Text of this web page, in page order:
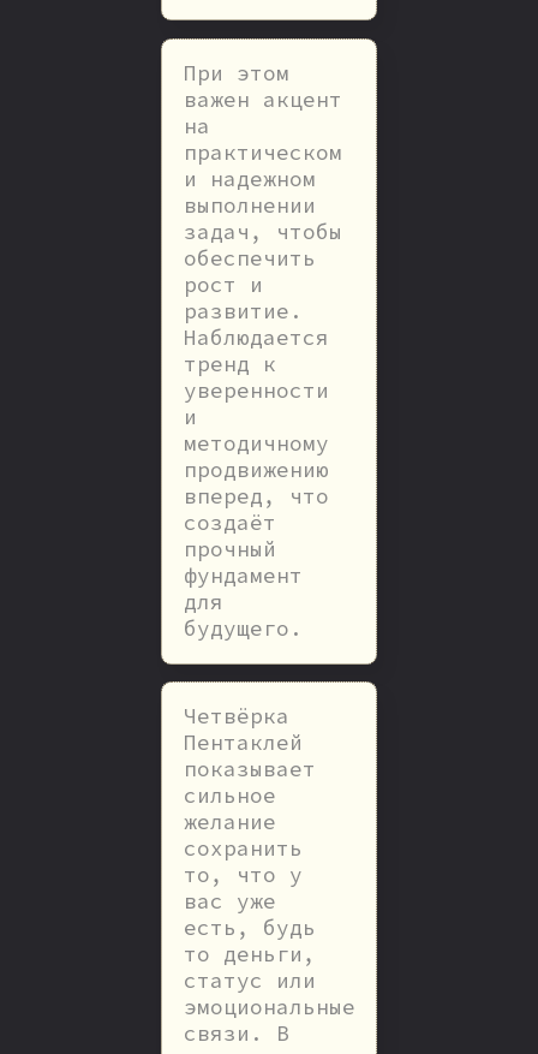
При этом
важен акцент
на
практическом
и надежном
выполнении
задач, чтобы
обеспечить
рост и
развитие.
Наблюдается
тренд к
уверенности
и
методичному
продвижению
вперед, что
создаёт
прочный
фундамент
для
будущего.
Четвёрка
Пентаклей
показывает
сильное
желание
сохранить
то, что у
вас уже
есть, будь
то деньги,
статус или
эмоциональные
связи. В